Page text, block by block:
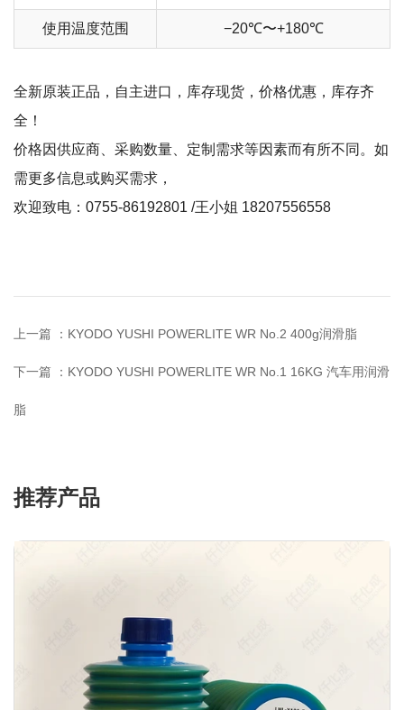
使用温度范围 −20℃〜+180℃
全新原装正品，自主进口，库存现货，价格优惠，库存齐
全！
价格因供应商、采购数量、定制需求等因素而有所不同。如
需更多信息或购买需求，
欢迎致电：0755-86192801 /王小姐 18207556558
上一篇 ： KYODO YUSHI POWERLITE WR No.2 400g润滑脂
下一篇 ： KYODO YUSHI POWERLITE WR No.1 16KG 汽车用润滑
脂
推荐产品